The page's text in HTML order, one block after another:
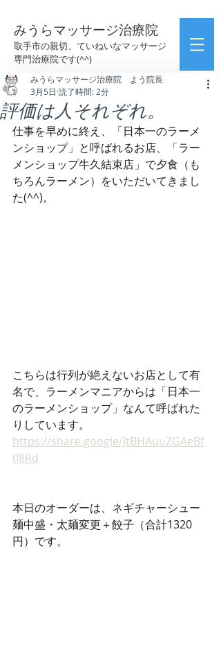
みうらマッサージ治療院
取手市の親切、ていねいなマッサージ
専門治療院です(^^)
評価は人それぞれ。
みうらマッサージ治療院 よう院長
3月5日 読了時間: 2分
仕事を早めに終え、「日本一のラーメ
ンショップ」と呼ばれるお店、「ラー
メンショップ牛久結束店」で夕食（も
ちろんラーメン）をいただいてきまし
た(^^)。
こちらは行列が絶えないお店として有
名で、ラーメンマニアからは「日本一
のラーメンショップ」なんて呼ばれた
りしています。
https://share.google/JtBHAuuZGAeBf
08Rd
本日のオーダーは、ネギチャーシュー
麺中盛・太麺変更＋餃子（合計1320
円）です。